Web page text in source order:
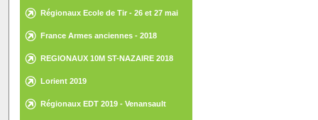
Régionaux Ecole de Tir - 26 et 27 mai
France Armes anciennes - 2018
REGIONAUX 10M ST-NAZAIRE 2018
Lorient 2019
Régionaux EDT 2019 - Venansault